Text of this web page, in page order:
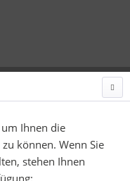
Ihnen die
können. Wenn Sie
stehen Ihnen